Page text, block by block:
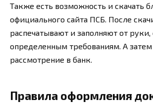
Также есть возможность и скачать
официального сайта ПСБ. После
распечатывают и заполняют от руки,
определенным требованиям. А
рассмотрение в банк.
Правила оформления